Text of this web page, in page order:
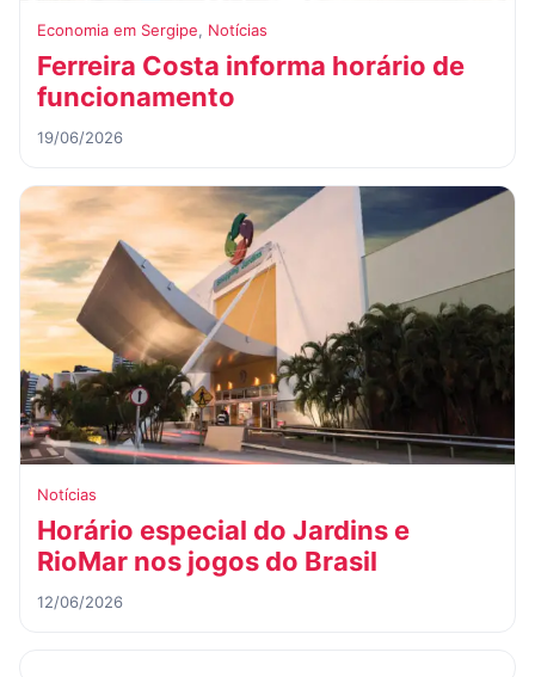
Economia em Sergipe, Notícias
Ferreira Costa informa horário de
funcionamento
19/06/2026
Notícias
Horário especial do Jardins e
RioMar nos jogos do Brasil
12/06/2026